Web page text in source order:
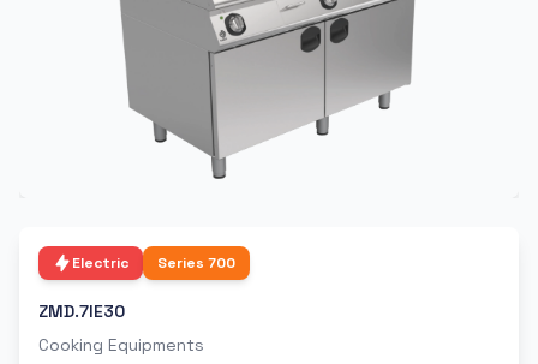
Electric Series 700
ZMD.7IE30
Cooking Equipments